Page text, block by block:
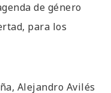
de género
para los
Alejandro Avilés